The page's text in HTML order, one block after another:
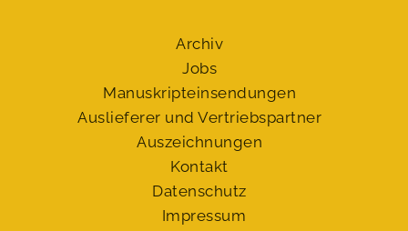
Archiv
Jobs
Manuskript­einsendungen
Auslieferer und Vertriebspartner
Auszeichnungen
Kontakt
Datenschutz
Impressum